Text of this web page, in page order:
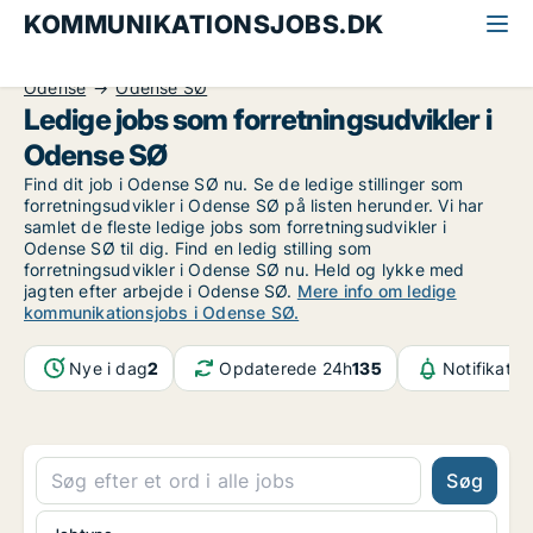
KOMMUNIKATIONSJOBS.DK
Odense
Odense SØ
Ledige jobs som forretningsudvikler i
Odense SØ
Find dit job i Odense SØ nu. Se de ledige stillinger som
forretningsudvikler i Odense SØ på listen herunder. Vi har
samlet de fleste ledige jobs som forretningsudvikler i
Odense SØ til dig. Find en ledig stilling som
forretningsudvikler i Odense SØ nu. Held og lykke med
jagten efter arbejde i Odense SØ. Mere info om ledige
kommunikationsjobs i Odense SØ.
Nye i dag2 Opdaterede 24h135
Søg